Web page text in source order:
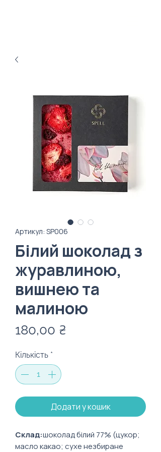
Артикул: SP006
Білий шоколад з
журавлиною,
вишнею та
малиною
180,00 ₴
Кількість *
Додати у кошик
Склад:шоколад білий 77% (цукор;
масло какао; сухе незбиране